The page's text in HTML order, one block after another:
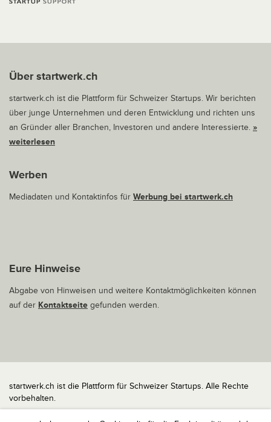
Über startwerk.ch
startwerk.ch ist die Plattform für Schweizer Startups. Wir berichten
über junge Unternehmen und deren Entwicklung und richten uns
an Gründer aller Branchen, Investoren und andere Interessierte. »
weiterlesen
Werben
Mediadaten und Kontaktinfos für Werbung bei startwerk.ch
Eure Hinweise
Abgabe von Hinweisen und weitere Kontaktmöglichkeiten können
auf der Kontaktseite gefunden werden.
startwerk.ch ist die Plattform für Schweizer Startups. Alle Rechte
vorbehalten.